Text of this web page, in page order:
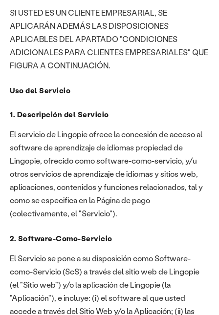
SI USTED ES UN CLIENTE EMPRESARIAL, SE
APLICARÁN ADEMÁS LAS DISPOSICIONES
APLICABLES DEL APARTADO "CONDICIONES
ADICIONALES PARA CLIENTES EMPRESARIALES" QUE
FIGURA A CONTINUACIÓN.
Uso del Servicio
1. Descripción del Servicio
El servicio de Lingopie ofrece la concesión de acceso al
software de aprendizaje de idiomas propiedad de
Lingopie, ofrecido como software-como-servicio, y/u
otros servicios de aprendizaje de idiomas y sitios web,
aplicaciones, contenidos y funciones relacionados, tal y
como se especifica en la Página de pago
(colectivamente, el "Servicio").
2. Software-Como-Servicio
El Servicio se pone a su disposición como Software-
como-Servicio (ScS) a través del sitio web de Lingopie
(el "Sitio web") y/o la aplicación de Lingopie (la
"Aplicación"), e incluye: (i) el software al que usted
accede a través del Sitio Web y/o la Aplicación; (ii) las